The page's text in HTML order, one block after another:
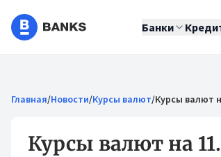
Банки
Главная/Новости/Курсы валют/Курсы валют
Курсы валют на